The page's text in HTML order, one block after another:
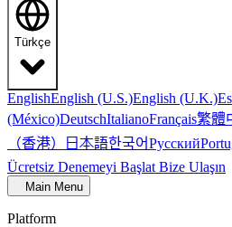
Türkçe
EnglishEnglish (U.S.)English (U.K.)
(México)DeutschItalianoFrançais繁體
（香港） 日本語한국어Русский
Ücretsiz Denemeyi Başlat Bize Ulaşın
Main Menu
Platform